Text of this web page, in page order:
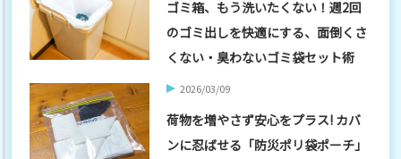
ゴミ箱、もう洗いたくない！週2回
のゴミ出しを快適にする、面倒くさ
くない・臭わないゴミ袋セット術
2026/03/09
荷物を増やさず安心をプラス! カバ
ンに忍ばせる「防災ポリ袋ポーチ」